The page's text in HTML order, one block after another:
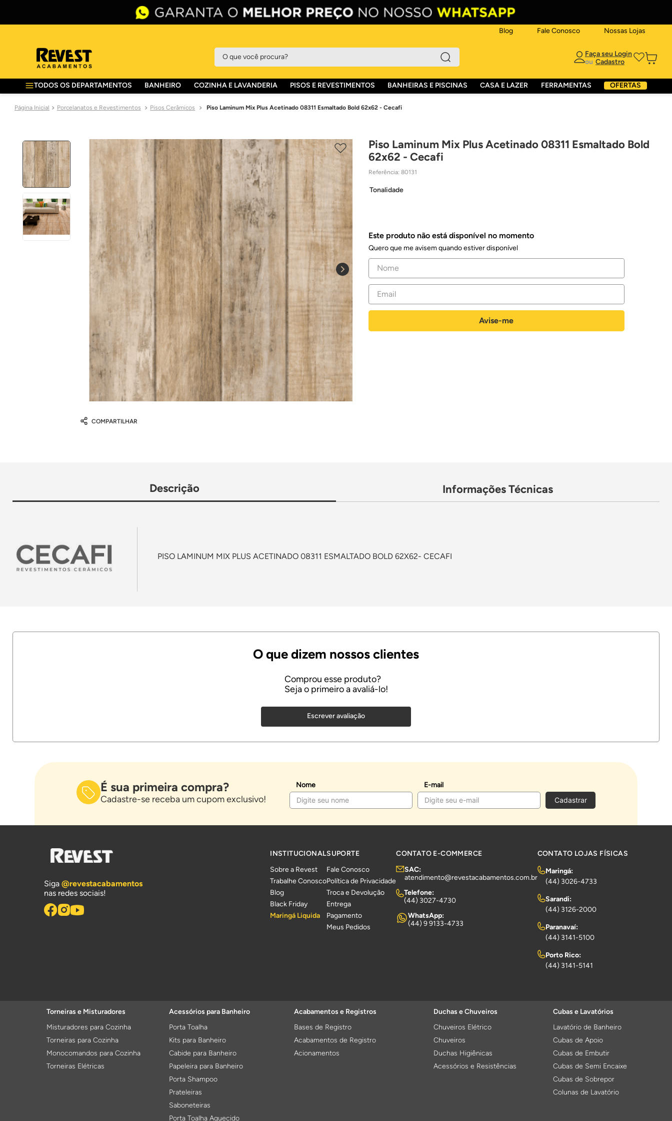
Blog Fale Conosco Nossas Lojas
O que você procura?
ou
TODOS OS DEPARTAMENTOS BANHEIRO COZINHA E LAVANDERIA PISOS E REVESTIMENTOS BANHEIRAS E PISCINAS CASA E LAZER FERRAMENTAS OFERTAS
Porcelanatos e Revestimentos Pisos Cerâmicos Piso Laminum Mix Plus Acetinado 08311 Esmaltado Bold 62x62 - Cecafi
COMPARTILHAR
Piso Laminum Mix Plus Acetinado 08311 Esmaltado Bold
62x62 - Cecafi
Referência: 80131
Tonalidade
Este produto não está disponível no momento
Quero que me avisem quando estiver disponível
Descrição Informações Técnicas
PISO LAMINUM MIX PLUS ACETINADO 08311 ESMALTADO BOLD 62X62- CECAFI
Escrever avaliação
É sua primeira compra?
Cadastre-se receba um cupom exclusivo!
Nome
E-mail
Cadastrar
Siga @revestacabamentos
nas redes sociais!
INSTITUCIONAL
Sobre a Revest
Trabalhe Conosco
Blog
Black Friday
Maringá Liquida
SUPORTE
Fale Conosco
Política de Privacidade
Troca e Devolução
Entrega
Pagamento
Meus Pedidos
CONTATO E-COMMERCE
SAC:
atendimento@revestacabamentos.com.br
Telefone:
(44) 3027-4730
WhatsApp:
(44) 9 9133-4733
CONTATO LOJAS FÍSICAS
Maringá:
(44) 3026-4733
Sarandi:
(44) 3126-2000
Paranavaí:
(44) 3141-5100
Porto Rico:
(44) 3141-5141
Torneiras e Misturadores
Misturadores para Cozinha
Torneiras para Cozinha
Monocomandos para Cozinha
Torneiras Elétricas
Acessórios para Banheiro
Porta Toalha
Kits para Banheiro
Cabide para Banheiro
Papeleira para Banheiro
Porta Shampoo
Prateleiras
Saboneteiras
Porta Toalha Aquecido
Acabamentos e Registros
Bases de Registro
Acabamentos de Registro
Acionamentos
Duchas e Chuveiros
Chuveiros Elétrico
Chuveiros
Duchas Higiênicas
Acessórios e Resistências
Cubas e Lavatórios
Lavatório de Banheiro
Cubas de Apoio
Cubas de Embutir
Cubas de Semi Encaixe
Cubas de Sobrepor
Colunas de Lavatório